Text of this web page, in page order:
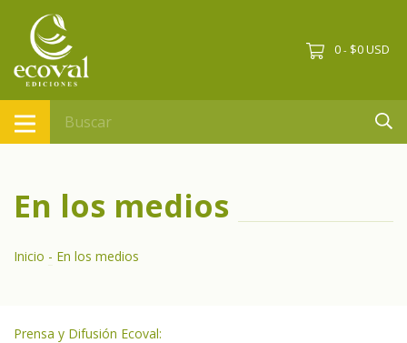
0 - $0 USD
En los medios
Inicio - En los medios
Prensa y Difusión Ecoval: